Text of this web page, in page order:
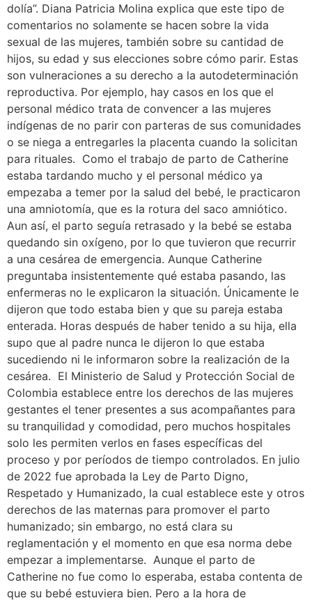
dolía”. Diana Patricia Molina explica que este tipo de
comentarios no solamente se hacen sobre la vida
sexual de las mujeres, también sobre su cantidad de
hijos, su edad y sus elecciones sobre cómo parir. Estas
son vulneraciones a su derecho a la autodeterminación
reproductiva. Por ejemplo, hay casos en los que el
personal médico trata de convencer a las mujeres
indígenas de no parir con parteras de sus comunidades
o se niega a entregarles la placenta cuando la solicitan
para rituales. Como el trabajo de parto de Catherine
estaba tardando mucho y el personal médico ya
empezaba a temer por la salud del bebé, le practicaron
una amniotomía, que es la rotura del saco amniótico.
Aun así, el parto seguía retrasado y la bebé se estaba
quedando sin oxígeno, por lo que tuvieron que recurrir
a una cesárea de emergencia. Aunque Catherine
preguntaba insistentemente qué estaba pasando, las
enfermeras no le explicaron la situación. Únicamente le
dijeron que todo estaba bien y que su pareja estaba
enterada. Horas después de haber tenido a su hija, ella
supo que al padre nunca le dijeron lo que estaba
sucediendo ni le informaron sobre la realización de la
cesárea. El Ministerio de Salud y Protección Social de
Colombia establece entre los derechos de las mujeres
gestantes el tener presentes a sus acompañantes para
su tranquilidad y comodidad, pero muchos hospitales
solo les permiten verlos en fases específicas del
proceso y por períodos de tiempo controlados. En julio
de 2022 fue aprobada la Ley de Parto Digno,
Respetado y Humanizado, la cual establece este y otros
derechos de las maternas para promover el parto
humanizado; sin embargo, no está clara su
reglamentación y el momento en que esa norma debe
empezar a implementarse. Aunque el parto de
Catherine no fue como lo esperaba, estaba contenta de
que su bebé estuviera bien. Pero a la hora de